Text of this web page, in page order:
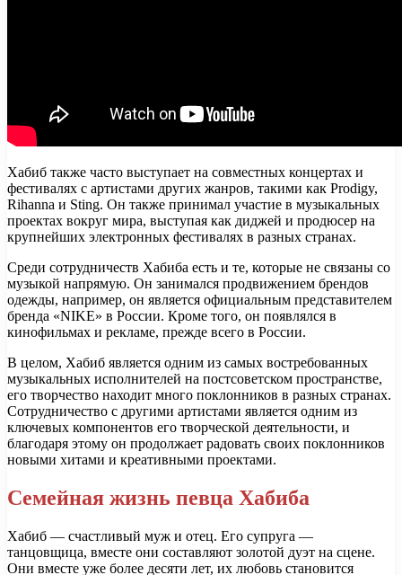
Хабиб также часто выступает на совместных концертах и
фестивалях с артистами других жанров, такими как Prodigy,
Rihanna и Sting. Он также принимал участие в музыкальных
проектах вокруг мира, выступая как диджей и продюсер на
крупнейших электронных фестивалях в разных странах.
Среди сотрудничеств Хабиба есть и те, которые не связаны со
музыкой напрямую. Он занимался продвижением брендов
одежды, например, он является официальным представителем
бренда «NIKE» в России. Кроме того, он появлялся в
кинофильмах и рекламе, прежде всего в России.
В целом, Хабиб является одним из самых востребованных
музыкальных исполнителей на постсоветском пространстве,
его творчество находит много поклонников в разных странах.
Сотрудничество с другими артистами является одним из
ключевых компонентов его творческой деятельности, и
благодаря этому он продолжает радовать своих поклонников
новыми хитами и креативными проектами.
Семейная жизнь певца Хабиба
Хабиб — счастливый муж и отец. Его супруга —
танцовщица, вместе они составляют золотой дуэт на сцене.
Они вместе уже более десяти лет, их любовь становится